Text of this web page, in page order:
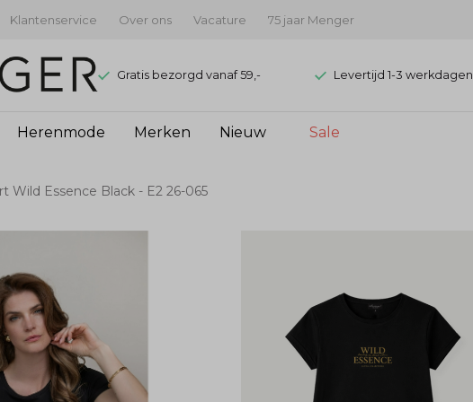
Klantenservice Over ons Vacature 75 jaar Menger
Gratis bezorgd vanaf 59,- Levertijd 1-3 werkdagen
Herenmode Merken Nieuw Sale
Wild Essence Black - E2 26-065